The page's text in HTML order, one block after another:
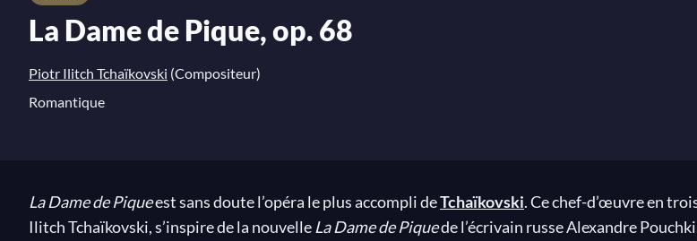
La Dame de Pique, op. 68
Piotr Ilitch Tchaïkovski (Compositeur)
Romantique
La Dame de Piqueest sans doute l’opéra le plus accompli deTchaïkovski. Ce chef-d’œuvre en
Ilitch Tchaïkovski, s’inspire de la nouvelle La Dame de Piquede l’écrivain russe Alexandre